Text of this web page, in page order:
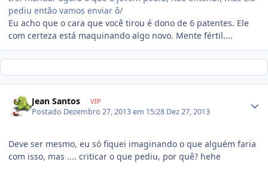
pediu então vamos enviar ô/
Eu acho que o cara que você tirou é dono de 6 patentes. Ele
com certeza está maquinando algo novo. Mente fértil....
Jean Santos VIP
Postado Dezembro 27, 2013 em 15:28 Dez 27, 2013
Deve ser mesmo, eu só fiquei imaginando o que alguém faria
com isso, mas .... criticar o que pediu, por quê? hehe